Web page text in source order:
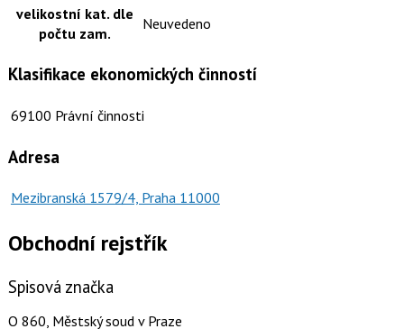
velikostní kat. dle
počtu zam.
Neuvedeno
Klasifikace ekonomických činností
69100 Právní činnosti
Adresa
Mezibranská 1579/4, Praha 11000
Obchodní rejstřík
Spisová značka
O 860, Městský soud v Praze